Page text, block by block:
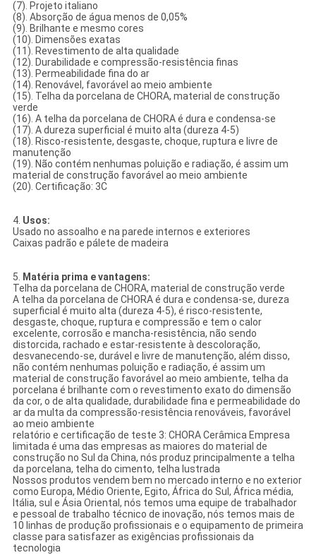
(7). Projeto italiano
(8). Absorção de água menos de 0,05%
(9). Brilhante e mesmo cores
(10). Dimensões exatas
(11). Revestimento de alta qualidade
(12). Durabilidade e compressão-resistência finas
(13). Permeabilidade fina do ar
(14). Renovável, favorável ao meio ambiente
(15). Telha da porcelana de CHORA, material de construção
verde
(16). A telha da porcelana de CHORA é dura e condensa-se
(17). A dureza superficial é muito alta (dureza 4-5)
(18). Risco-resistente, desgaste, choque, ruptura e livre de
manutenção
(19). Não contém nenhumas poluição e radiação, é assim um
material de construção favorável ao meio ambiente
(20). Certificação: 3C
4. Usos:
Usado no assoalho e na parede internos e exteriores
Caixas padrão e pálete de madeira
5. Matéria prima e vantagens:
Telha da porcelana de CHORA, material de construção verde
A telha da porcelana de CHORA é dura e condensa-se, dureza
superficial é muito alta (dureza 4-5), é risco-resistente,
desgaste, choque, ruptura e compressão e tem o calor
excelente, corrosão e mancha-resistência, não sendo
distorcida, rachado e estar-resistente à descoloração,
desvanecendo-se, durável e livre de manutenção, além disso,
não contém nenhumas poluição e radiação, é assim um
material de construção favorável ao meio ambiente, telha da
porcelana é brilhante com o revestimento exato do dimensão
da cor, o de alta qualidade, durabilidade fina e permeabilidade do
ar da multa da compressão-resistência renováveis, favorável
ao meio ambiente
relatório e certificação de teste 3: CHORA Cerâmica Empresa
limitada é uma das empresas as maiores do material de
construção no Sul da China, nós produz principalmente a telha
da porcelana, telha do cimento, telha lustrada
Nossos produtos vendem bem no mercado interno e no exterior
como Europa, Médio Oriente, Egito, África do Sul, África média,
Itália, sul e Ásia Oriental, nós temos uma equipe de trabalhador
e pessoal de trabalho técnico de inovação, nós temos mais de
10 linhas de produção profissionais e o equipamento de primeira
classe para satisfazer as exigências profissionais da
tecnologia